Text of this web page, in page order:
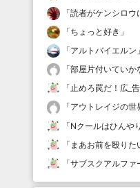
「読者がケンシロ
「ちょっと好き 」
「アルトバイエルン 」
「部屋片付いていか
「止めろ罠だ！広_
「アウトレイジの世
「Nクールはひんや
「 まあお前を殴りた
「サブスクアルファ